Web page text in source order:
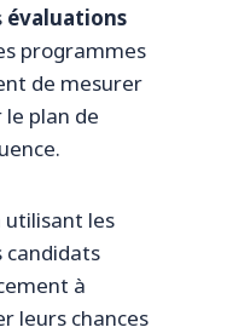
évaluations
programmes
de mesurer
plan de
utilisant les
candidats
à
leurs chances